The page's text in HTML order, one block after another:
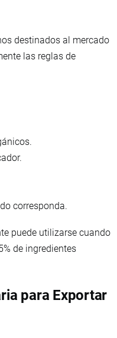
destinados al mercado
las reglas de
corresponda.
puede utilizarse cuando
de ingredientes
para Exportar